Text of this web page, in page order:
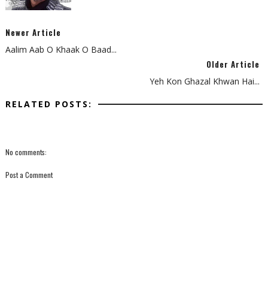
Newer Article
Aalim Aab O Khaak O Baad...
Older Article
Yeh Kon Ghazal Khwan Hai...
RELATED POSTS:
No comments:
Post a Comment